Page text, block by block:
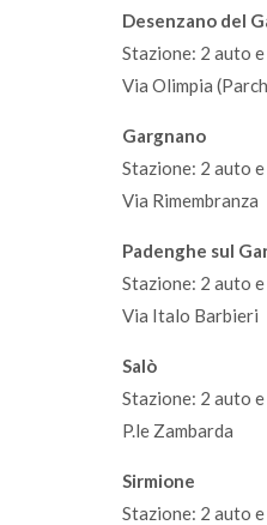
Desenzano del
Stazione: 2 auto
Via Olimpia
Gargnano
Stazione: 2 auto
Via Rimembranza
Padenghe sul
Stazione: 2 auto
Via Italo Barbieri
Salò
Stazione: 2 auto
P.le Zambarda
Sirmione
Stazione: 2 auto